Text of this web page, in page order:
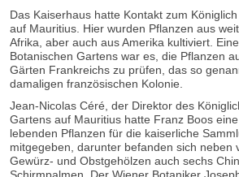
Das Kaiserhaus hatte Kontakt zum
auf Mauritius. Hier wurden Pflanzen aus
Afrika, aber auch aus Amerika kultiviert.
Botanischen Gartens war es, die Pflanzen
Gärten Frankreichs zu prüfen, das so
damaligen französischen Kolonie.
Jean-Nicolas Céré, der Direktor des
Gartens auf Mauritius hatte Franz Boos
lebenden Pflanzen für die kaiserliche
mitgegeben, darunter befanden sich neben
Gewürz- und Obstgehölzen auch sechs
Schirmpalmen. Der Wiener Botaniker